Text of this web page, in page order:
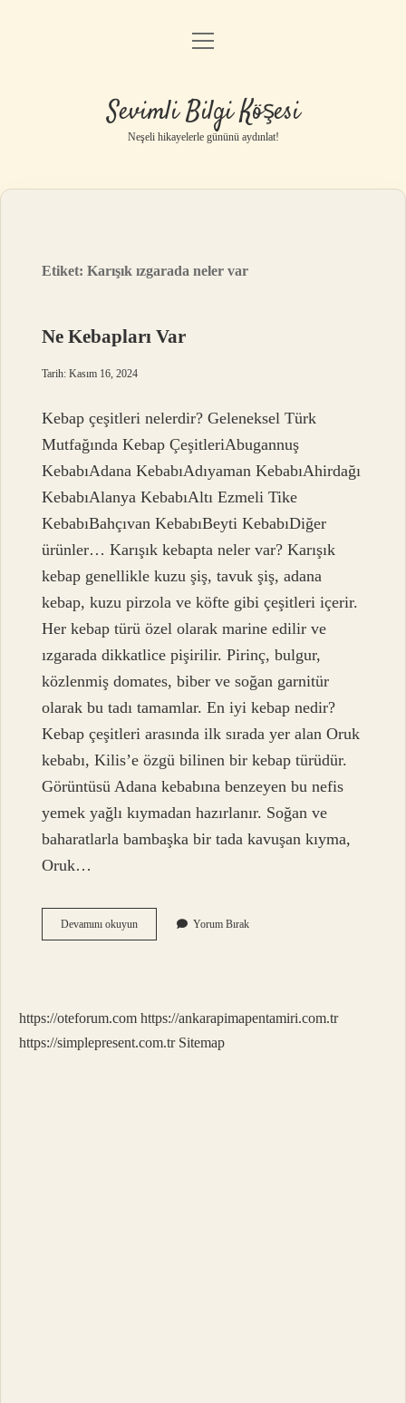
Anasayfa
Yasal Uyarı
menüyü
Sevimli Bilgi Köşesi
Neşeli hikayelerle gününü aydınlat!
Etiket:Karışık ızgarada neler var
Ne Kebapları Var
Tarih: Kasım 16, 2024
Kebap çeşitleri nelerdir? Geleneksel Türk
Mutfağında Kebap ÇeşitleriAbugannuş
KebabıAdana KebabıAdıyaman KebabıAhirdağı
KebabıAlanya KebabıAltı Ezmeli Tike
KebabıBahçıvan KebabıBeyti KebabıDiğer
ürünler… Karışık kebapta neler var? Karışık
kebap genellikle kuzu şiş, tavuk şiş, adana
kebap, kuzu pirzola ve köfte gibi çeşitleri içerir.
Her kebap türü özel olarak marine edilir ve
ızgarada dikkatlice pişirilir. Pirinç, bulgur,
közlenmiş domates, biber ve soğan garnitür
olarak bu tadı tamamlar. En iyi kebap nedir?
Kebap çeşitleri arasında ilk sırada yer alan Oruk
kebabı, Kilis’e özgü bilinen bir kebap türüdür.
Görüntüsü Adana kebabına benzeyen bu nefis
yemek yağlı kıymadan hazırlanır. Soğan ve
baharatlarla bambaşka bir tada kavuşan kıyma,
Oruk…
Devamını okuyunNe
Kebapları
Yorum Bırak
https://oteforum.com https://ankarapimapentamiri.com.tr
https://simplepresent.com.tr Sitemap